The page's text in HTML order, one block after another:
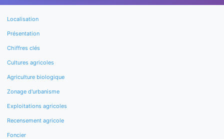
Localisation
Présentation
Chiffres clés
Cultures agricoles
Agriculture biologique
Zonage d'urbanisme
Exploitations agricoles
Recensement agricole
Foncier